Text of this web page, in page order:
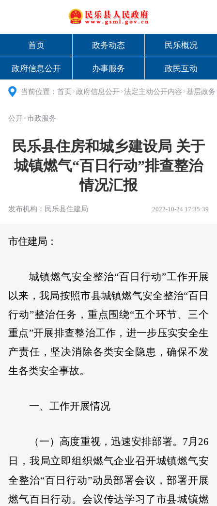
首页 政务动态 民乐概况
政府信息公开 办事服务 政民互动
当前位置：首页 > 政府信息公开 >法定主动公开内容 > 基层政务
公开 > 市政服务
民乐县住房和城乡建设局 关于
城镇燃气“百日行动”排查整治
情况汇报
发布机构：民乐县住建局 2022-10-24 17:35:39
市住建局：
城镇燃气安全整治“百日行动”工作开展
以来，我局按照市县城镇燃气安全整治“百日
行动”整治任务，重点围绕“五个环节、三个
重点”开展排查整治工作，进一步压实安全生
产责任，坚决消除各类安全隐患，确保不发
生各类安全事故。
一、工作开展情况
（一）高度重视，迅速安排部署。 7月26
日，我局立即组织燃气企业召开城镇燃气安
全整治“百日行动”动员部署会议，部署开展
燃气百日行动。会议传达学习了市县城镇燃